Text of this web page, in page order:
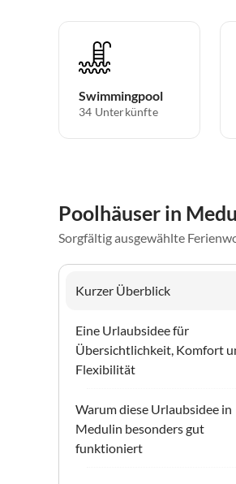
Swimmingpool
34 Unterkünfte
Poolhäuser in
Sorgfältig ausgewählte
Kurzer Überblick
Eine Urlaubsidee für
Übersichtlichkeit, Komfort
Flexibilität
Warum diese Urlaubsidee in
Medulin besonders gut
funktioniert